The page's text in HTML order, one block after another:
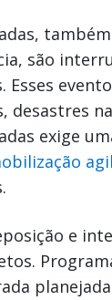
são
desastres
exige
e